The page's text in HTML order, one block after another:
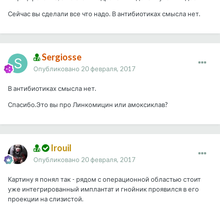
Сейчас вы сделали все что надо. В антибиотиках смысла нет.
Sergiosse
Опубликовано 20 февраля, 2017
В антибиотиках смысла нет.
Спасибо.Это вы про Линкомицин или амоксиклав?
Irouil
Опубликовано 20 февраля, 2017
Картину я понял так - рядом с операционной областью стоит
уже интегрированный имплантат и гнойник проявился в его
проекции на слизистой.